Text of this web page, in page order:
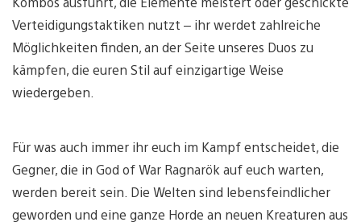
Verteidigungstaktiken nutzt – ihr werdet zahlreiche
Möglichkeiten finden, an der Seite unseres Duos zu
kämpfen, die euren Stil auf einzigartige Weise
wiedergeben.
Für was auch immer ihr euch im Kampf entscheidet, die
Gegner, die in God of War Ragnarök auf euch warten,
werden bereit sein. Die Welten sind lebensfeindlicher
geworden und eine ganze Horde an neuen Kreaturen aus